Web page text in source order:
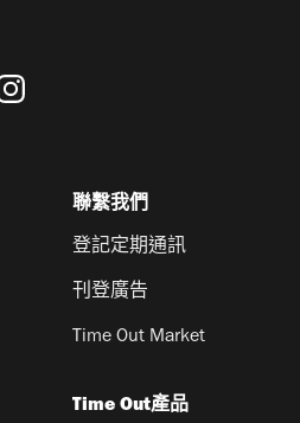
聯繫我們
登記定期通訊
刊登廣告
Time Out Market
Time Out產品